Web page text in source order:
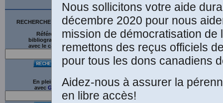
RECHERCHE SUR LE SITE
Références
bibliographiques
avec le catalogue
En plein texte
avecG gl
Nous sollicitons votre aide
décembre 2020 pour nous
mission de démocratisation
remettons des reçus officiels
pour tous les dons canadiens
Aidez-nous à assurer la
en libre accès!